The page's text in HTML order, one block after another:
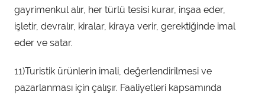
gayrimenkul alır, her türlü tesisi kurar, inşaa eder,
işletir, devralır, kiralar, kiraya verir, gerektiğinde imal
eder ve satar.
11)Turistik ürünlerin imali, değerlendirilmesi ve
pazarlanması için çalışır. Faaliyetleri kapsamında